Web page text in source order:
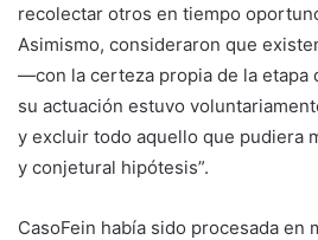
recolectar otros en tiempo
Asimismo, consideraron que
—con la certeza propia de la etapa
su actuación estuvo
y excluir todo aquello que pudiera
y conjetural hipótesis”.
CasoFein había sido procesada en